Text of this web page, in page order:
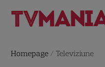
Homepage / Televiziune